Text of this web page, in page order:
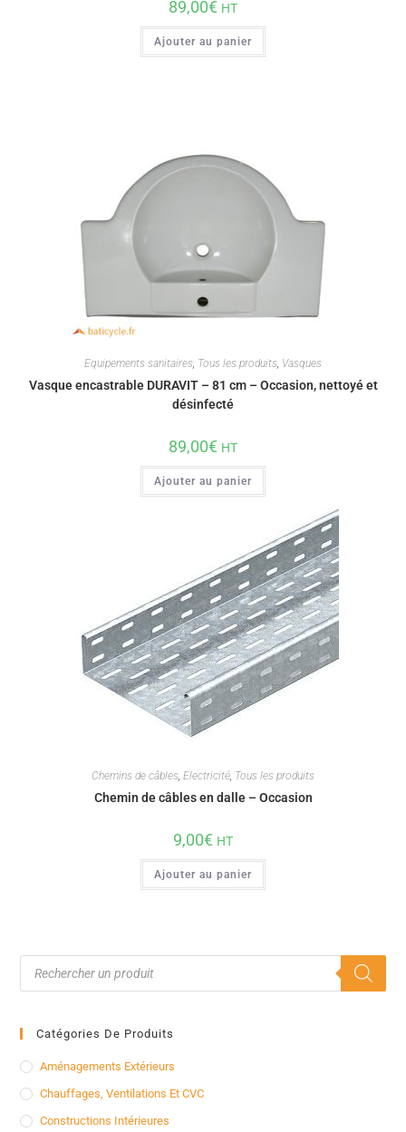
89,00€ HT
Ajouter au panier
Equipements sanitaires, Tous les produits, Vasques
Vasque encastrable DURAVIT – 81 cm – Occasion, nettoyé et
désinfecté
89,00€ HT
Ajouter au panier
Chemins de câbles Electricité Tous les produits
Chemin de câbles en dalle – Occasion
9,00€ HT
Ajouter au panier
Catégories De Produits
Aménagements Extérieurs
Chauffages, Ventilations Et CVC
Constructions Intérieures